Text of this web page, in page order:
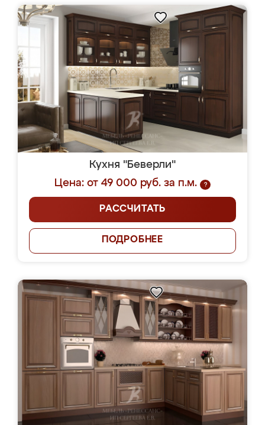
Кухня "Беверли"
Цена: от 49 000 руб. за п.м.
?
РАССЧИТАТЬ
ПОДРОБНЕЕ